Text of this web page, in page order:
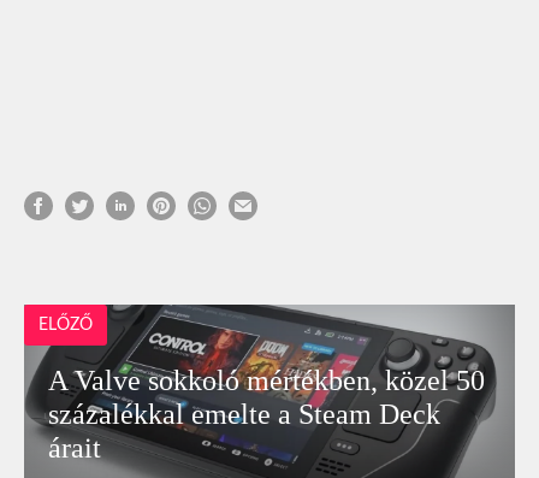
ELŐZŐ
A Valve sokkoló mértékben, közel 50
százalékkal emelte a Steam Deck
árait